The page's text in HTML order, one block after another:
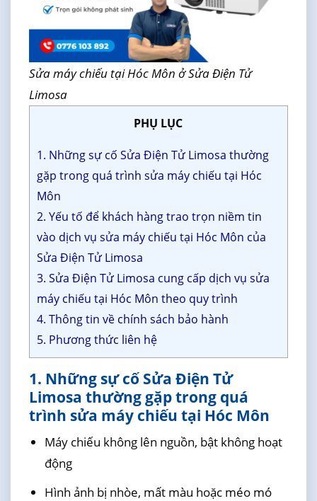
Sửa máy chiếu tại Hóc Môn ở Sửa Điện Tử
Limosa
PHỤ LỤC
1. Những sự cố Sửa Điện Tử Limosa thường
gặp trong quá trình sửa máy chiếu tại Hóc
Môn
2. Yếu tố để khách hàng trao trọn niềm tin
vào dịch vụ sửa máy chiếu tại Hóc Môn của
Sửa Điện Tử Limosa
3. Sửa Điện Tử Limosa cung cấp dịch vụ sửa
máy chiếu tại Hóc Môn theo quy trình
4. Thông tin về chính sách bảo hành
5. Phương thức liên hệ
1. Những sự cố Sửa Điện Tử
Limosa thường gặp trong quá
trình sửa máy chiếu tại Hóc Môn
Máy chiếu không lên nguồn, bật không hoạt
động
Hình ảnh bị nhòe, mất màu hoặc méo mó